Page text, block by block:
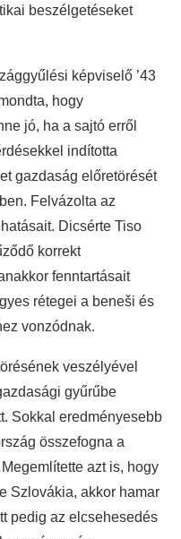
beszélgetéseket
képviselő ’43
hogy
jó, ha a sajtó erről
indította
gazdaság előretörését
Felvázolta az
Dicsérte Tiso
korrekt
fenntartásait
rétegei a beneši és
vonzódnak.
veszélyével
gyűrűbe
Sokkal eredményesebb
összefogna a
azt is, hogy
Szlovákia, akkor hamar
pedig az elcsehesedés